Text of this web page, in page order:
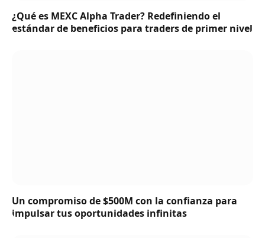
¿Qué es MEXC Alpha Trader? Redefiniendo el
estándar de beneficios para traders de primer nivel
Un compromiso de $500M con la confianza para
impulsar tus oportunidades infinitas